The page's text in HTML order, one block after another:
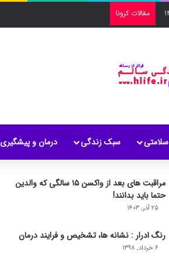
مقالات کرونا
سلامتی سبک زندگی درمان و پیشگیری
مراقبت های بعد از واکسن ۱۵ سالگی که والدین
حتما باید بدانند!
۲۵ آذر, ۱۴۰۳
رنگ ادرار : نشانه ها، تشخیص و فرایند درمان
۶ خرداد, ۱۳۹۸